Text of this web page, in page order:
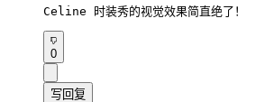
Celine 时装秀的视觉效果简直绝了！
0
写回复